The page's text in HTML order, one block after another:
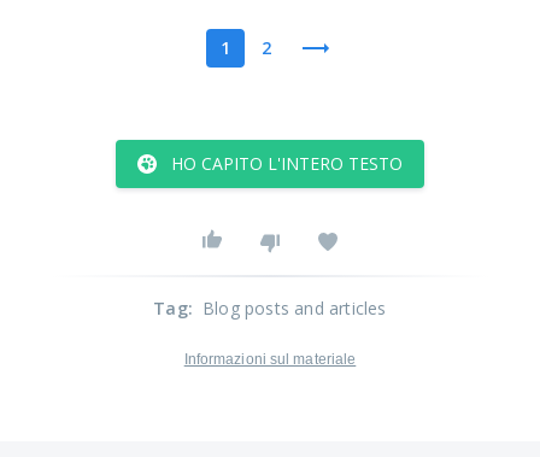
1 2
HO CAPITO L'INTERO TESTO
Tag: Blog posts and articles
Informazioni sul materiale